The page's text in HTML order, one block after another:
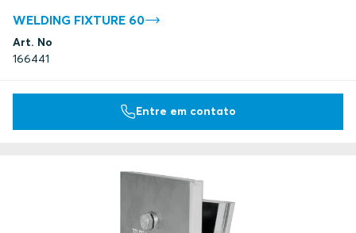
WELDING FIXTURE 60
Art. No
166441
Entre em contato